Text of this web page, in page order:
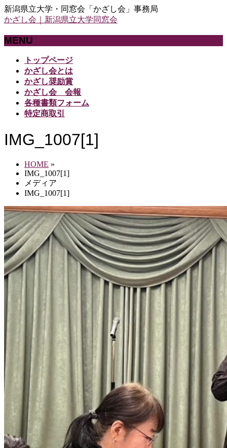
新潟県立大学・同窓会「かざし会」事務局
かざし会｜新潟県立大学同窓会
MENU
す
トップページ
かざし会とは
かざし奨励賞
かざし会 会報
各種書類フォーム
特定商取引
IMG_1007[1]
HOME »
IMG_1007[1]
メディア
IMG_1007[1]